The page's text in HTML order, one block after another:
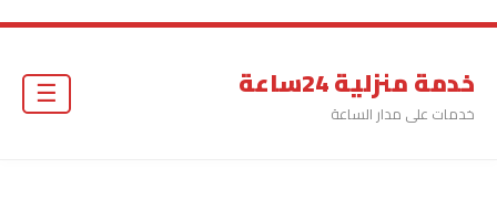
خدمة منزلية 24ساعة
خدمات على مدار الساعة
☰